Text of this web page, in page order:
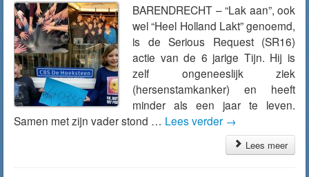
BARENDRECHT – “Lak aan”, ook
wel “Heel Holland Lakt” genoemd,
is de Serious Request (SR16)
actie van de 6 jarige Tijn. Hij is
zelf ongeneeslijk ziek
(hersenstamkanker) en heeft
minder als een jaar te leven.
Samen met zijn vader stond … Lees verder →
Lees meer